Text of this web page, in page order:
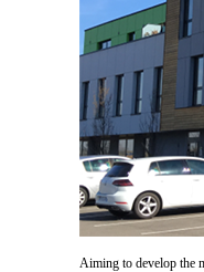
Aiming to develop the